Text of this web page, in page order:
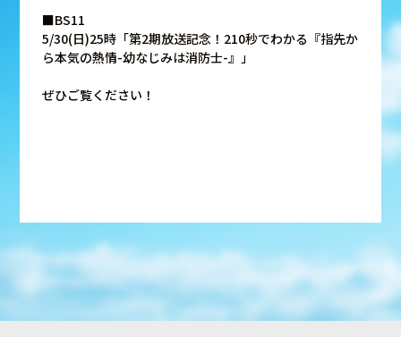
■BS11
5/30(日)25時「第2期放送記念！210秒でわかる『指先か
ら本気の熱情-幼なじみは消防士-』」
ぜひご覧ください！